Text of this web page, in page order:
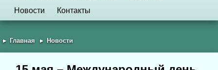
Новости
Контакты
Главная Новости